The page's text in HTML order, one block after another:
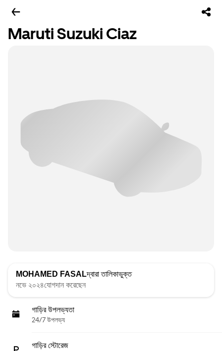
Maruti Suzuki Ciaz
MOHAMED FASALদ্বারা তালিকাভুক্ত
নভে ২০২৪যোগদান করেছেন
গাড়ির উপলভ্যতা
24/7 উপলভ্য
গাড়ির স্টোরেজ